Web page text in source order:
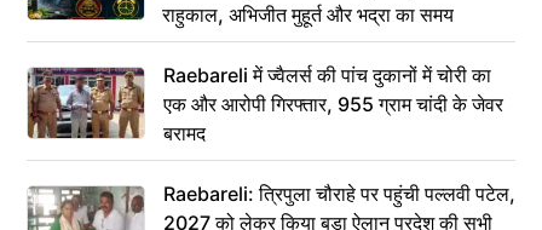
राहुकाल, अभिजीत मुहूर्त और भद्रा का समय
Raebareli में ज्वैलर्स की पांच दुकानों में चोरी का
एक और आरोपी गिरफ्तार, 955 ग्राम चांदी के जेवर
बरामद
Raebareli: त्रिपुला चौराहे पर पहुंची पल्लवी पटेल,
2027 को लेकर किया बड़ा ऐलान प्रदेश की सभी